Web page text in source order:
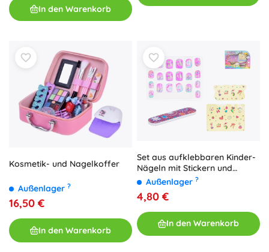
In den Warenkorb
Kosmetik- und Nagelkoffer
Außenlager ?
16,50 €
In den Warenkorb
Set aus aufklebbaren Kinder-
Nägeln mit Stickern und
Nagelfeile
Außenlager ?
4,80 €
In den Warenkorb